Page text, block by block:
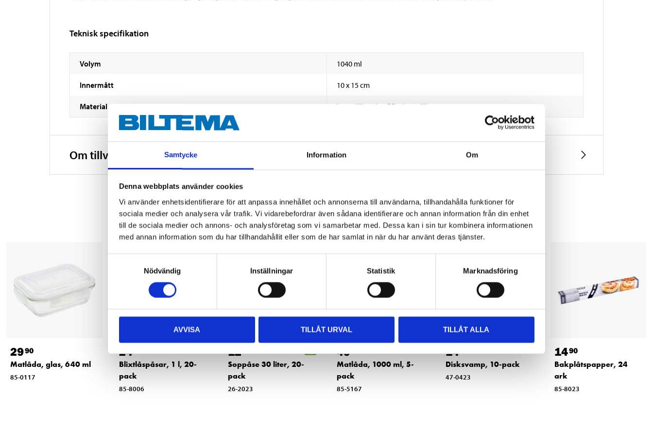
Samtycke Information Om
Denna webbplats använder cookies
Vi använder enhetsidentifierare för att anpassa innehållet och annonserna till användarna, tillhandahålla funktioner för
sociala medier och analysera vår trafik. Vi vidarebefordrar även sådana identifierare och annan information från din enhet
till de sociala medier och annons- och analysföretag som vi samarbetar med. Dessa kan i sin tur kombinera informationen
med annan information som du har tillhandahållit eller som de har samlat in när du har använt deras tjänster.
Nödvändig
Inställningar Statistik Marknadsföring
AVVISA TILLÅT URVAL TILLÅT ALLA
Teknisk specifikation
Volym 1040 ml
Innermått 10 x 15 cm
Material borosilikatglas, PP-plast, silikon
Om tillverkaren
Andra kunder köpte också
2990
Matlåda, glas, 640 ml
85-0117
24
Blixtlåspåsar, 1 l, 20-
pack
85-8006
12
Soppåse 30 liter, 20-
pack
26-2023
49
Matlåda, 1000 ml, 5-
pack
85-5167
14
Disksvamp, 10-pack
47-0423
1490
Bakplåtspapper, 24
ark
85-8023